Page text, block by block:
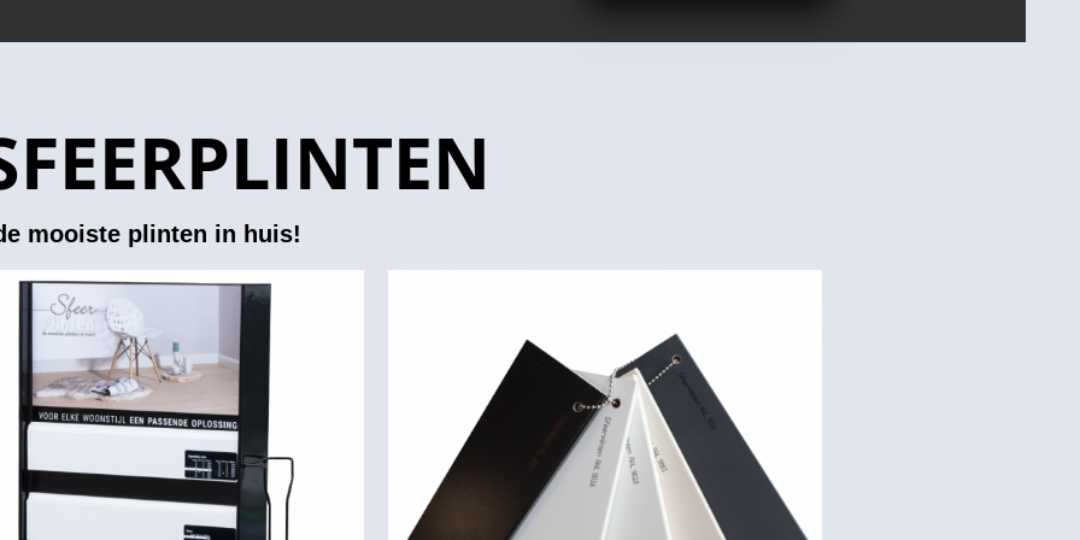
mooiste plinten in huis!